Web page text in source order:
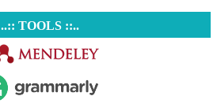
..:: TOOLS ::..